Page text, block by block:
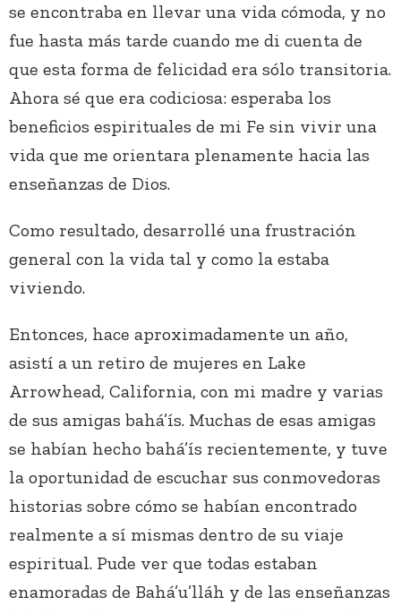
se encontraba en llevar una vida cómoda, y no
fue hasta más tarde cuando me di cuenta de
que esta forma de felicidad era sólo transitoria.
Ahora sé que era codiciosa: esperaba los
beneficios espirituales de mi Fe sin vivir una
vida que me orientara plenamente hacia las
enseñanzas de Dios.
Como resultado, desarrollé una frustración
general con la vida tal y como la estaba
viviendo.
Entonces, hace aproximadamente un año,
asistí a un retiro de mujeres en Lake
Arrowhead, California, con mi madre y varias
de sus amigas bahá’ís. Muchas de esas amigas
se habían hecho bahá’ís recientemente, y tuve
la oportunidad de escuchar sus conmovedoras
historias sobre cómo se habían encontrado
realmente a sí mismas dentro de su viaje
espiritual. Pude ver que todas estaban
enamoradas de Bahá’u’lláh y de las enseñanzas